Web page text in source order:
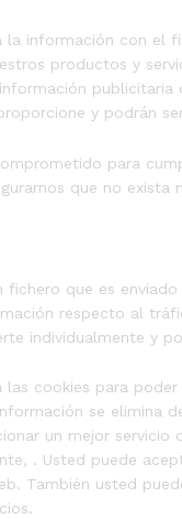
la información con el
productos y
publicitaria
y podrán
para
que no exista
fichero que es
respecto al
individualmente y
cookies para
se elimina
un mejor
. Usted puede
También usted